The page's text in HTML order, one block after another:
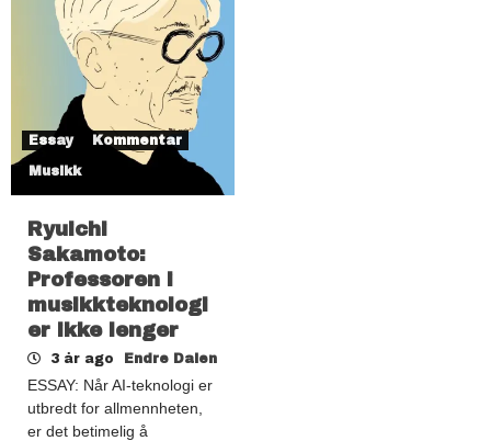
Essay
Kommentar
Musikk
Ryuichi
Sakamoto:
Professoren i
musikkteknologi
er ikke lenger
3 år ago Endre Dalen
ESSAY: Når AI-teknologi er
utbredt for allmennheten,
er det betimelig å